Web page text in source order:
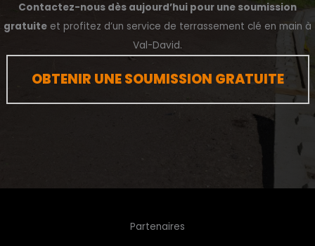
Contactez-nous dès aujourd’hui pour une soumission
gratuite et profitez d’un service de terrassement clé en main à
Val-David.
OBTENIR UNE SOUMISSION GRATUITE
Partenaires